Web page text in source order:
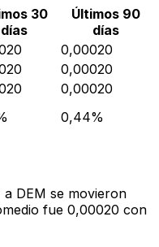
30
días
Últimos 90
días
0,00020
0,00020
0,00020
0,44%
DEM se movieron
fue 0,00020 con